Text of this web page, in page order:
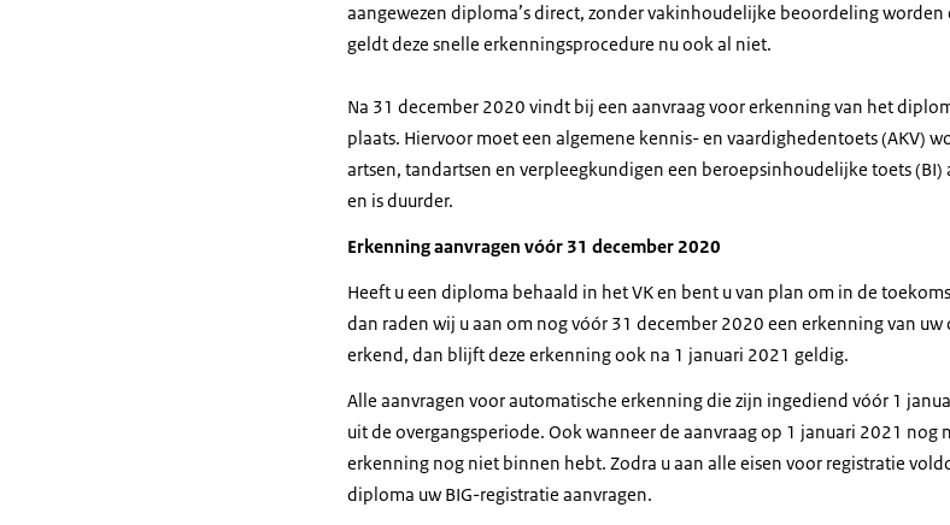
aangewezen diploma’s direct, zonder vakinhoudelijke beoordeling
geldt deze snelle erkenningsprocedure nu ook al niet.
Na 31 december 2020 vindt bij een aanvraag voor erkenning van het
plaats. Hiervoor moet een algemene kennis- en vaardighedentoets (AKV)
artsen, tandartsen en verpleegkundigen een beroepsinhoudelijke toets (BI)
en is duurder.
Erkenning aanvragen vóór 31 december 2020
Heeft u een diploma behaald in het VK en bent u van plan om in de
dan raden wij u aan om nog vóór 31 december 2020 een erkenning van
erkend, dan blijft deze erkenning ook na 1 januari 2021 geldig.
Alle aanvragen voor automatische erkenning die zijn ingediend vóór 1
uit de overgangsperiode. Ook wanneer de aanvraag op 1 januari 2021 nog
erkenning nog niet binnen hebt. Zodra u aan alle eisen voor registratie
diploma uw BIG-registratie aanvragen.